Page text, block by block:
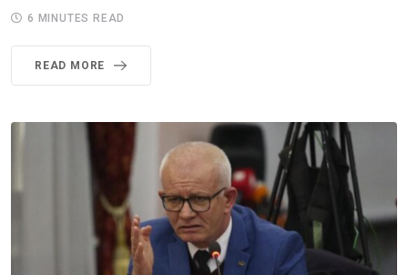
6 MINUTES READ
READ MORE